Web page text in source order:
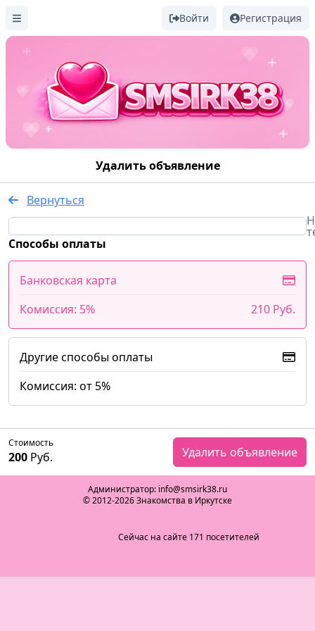
Войти Регистрация
Удалить объявление
Вернуться
Способы оплаты
Банковская карта
Комиссия: 5%
210 Руб.
Другие способы оплаты
Комиссия: от 5%
Стоимость
200 Руб. Удалить объявление
Администратор: info@smsirk38.ru
© 2012-2026 Знакомства в Иркутске
Сейчас на сайте 171 посетителей